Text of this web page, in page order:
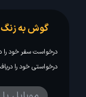
گوش به زنگ
درخواست سفر خود را
درخواستی خود را